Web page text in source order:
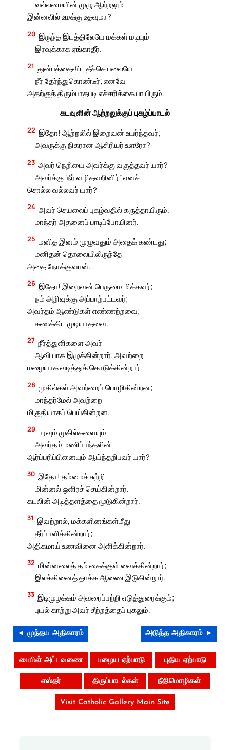
வல்லமையின் முழு ஆற்றலும்
இன்னலில் உமக்கு உதவுமா?
20 இருந்த இடத்திலேயே மக்கள் மடியும்
இரவுக்காக ஏங்காதீர்.
21 துன்பத்தைவிட தீச்செயலையே
நீர் தேர்ந்துகொண்டீர்; எனவே
அதற்குத் திரும்பாதபடி எச்சரிக்கையாயிரும்.
கடவுளின் ஆற்றலுக்குப் புகழ்ப்பாடல்
22 இதோ! ஆற்றலில் இறைவன் உயர்ந்தவர்;
அவருக்கு நிகரான ஆசிரியர் உளரோ?
23 அவர் நெறியை அவர்க்கு வகுத்தவர் யார்?
அவர்க்கு ‘நீர் வழிதவறினிர்” எனச்
சொல்ல வல்லவர் யார்?
24 அவர் செயலைப் புகழ்வதில் கருத்தாயிரும்.
மாந்தர் அதனைப் பாடிப்போயினர்.
25 மனித இனம் முழுவதும் அதைக் கண்டது;
மனிதன் தொலையிலிருந்தே
அதை நோக்குவான்.
26 இதோ! இறைவன் பெருமை மிக்கவர்;
நம் அறிவுக்கு அப்பாற்பட்டவர்;
அவர்தம் ஆண்டுகள் எண்ணற்றவை;
கணக்கிட முடியாதவை.
27 நீர்த்துளிகளை அவர்
ஆவியாக இழுக்கின்றார்; அவற்றை
மழையாக வடித்துக் கொடுக்கின்றார்.
28 முகில்கள் அவற்றைப் பொழிகின்றன;
மாந்தர்மேல் அவற்றை
மிகுதியாகப் பெய்கின்றன.
29 பரவும் முகில்களையும்
அவர்தம் மணிப்பந்தலின்
ஆர்ப்பரிப்பினையும் ஆய்ந்தறிபவர் யார்?
30 இதோ! தம்மைச் சுற்றி
மின்னல் ஒளிரச் செய்கின்றார்.
கடலின் அடித்தளத்தை மூடுகின்றார்.
31 இவற்றால், மக்களினங்கள்மீது
தீர்ப்பளிக்கின்றார்;
அதிகமாய் உணவினை அளிக்கின்றார்.
32 மின்னலைத் தம் கைக்குள் வைக்கின்றார்;
இலக்கினைத் தாக்க ஆணை இடுகின்றார்.
33 இடிமுழக்கம் அவரைப்பற்றி எடுத்துரைக்கும்;
புயல் காற்று அவர் சீற்றத்தைப் புகலும்.
◄ முந்தய அதிகாரம் அடுத்த அதிகாரம் ►
பைபிள் அட்டவணை பழைய ஏற்பாடு புதிய ஏற்பாடு
எஸ்தர் திருப்பாடல்கள் நீதிமொழிகள்
Visit Catholic Gallery Main Site